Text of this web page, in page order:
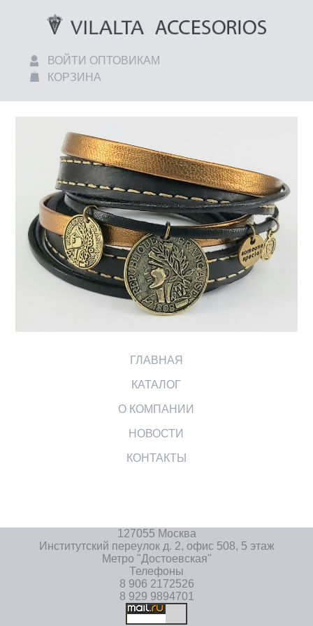
ВОЙТИ ОПТОВИКАМ
КОРЗИНА
ГЛАВНАЯ
КАТАЛОГ
О КОМПАНИИ
НОВОСТИ
КОНТАКТЫ
127055 Москва
Институтский переулок д. 2, офис 508, 5 этаж
Метро "Достоевская"
Телефоны
8 906 2172526
8 929 9894701